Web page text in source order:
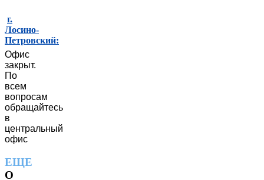
г.
Лосино-
Петровский:
Офис
закрыт.
По
всем
вопросам
обращайтесь
в
центральный
офис
ЕЩЕ
О